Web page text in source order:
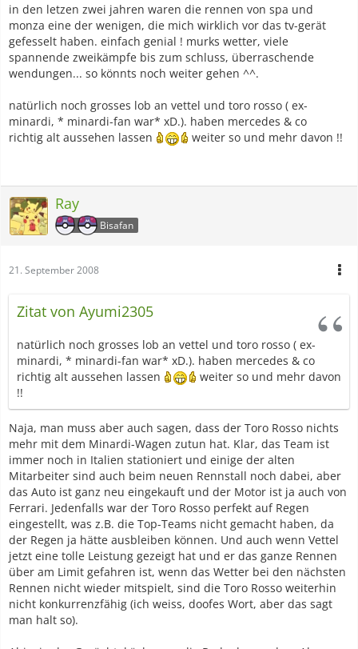
in den letzen zwei jahren waren die rennen von spa und
monza eine der wenigen, die mich wirklich vor das tv-gerät
gefesselt haben. einfach genial ! murks wetter, viele
spannende zweikämpfe bis zum schluss, überraschende
wendungen... so könnts noch weiter gehen ^^.
natürlich noch grosses lob an vettel und toro rosso ( ex-
minardi, * minardi-fan war* xD.). haben mercedes & co
richtig alt aussehen lassen
weiter so und mehr davon !!
Ray
Bisafan
21. September 2008
Zitat von Ayumi2305
natürlich noch grosses lob an vettel und toro rosso ( ex-
minardi, * minardi-fan war* xD.). haben mercedes & co
richtig alt aussehen lassen
weiter so und mehr davon
!!
Naja, man muss aber auch sagen, dass der Toro Rosso nichts
mehr mit dem Minardi-Wagen zutun hat. Klar, das Team ist
immer noch in Italien stationiert und einige der alten
Mitarbeiter sind auch beim neuen Rennstall noch dabei, aber
das Auto ist ganz neu eingekauft und der Motor ist ja auch von
Ferrari. Jedenfalls war der Toro Rosso perfekt auf Regen
eingestellt, was z.B. die Top-Teams nicht gemacht haben, da
der Regen ja hätte ausbleiben können. Und auch wenn Vettel
jetzt eine tolle Leistung gezeigt hat und er das ganze Rennen
über am Limit gefahren ist, wenn das Wetter bei den nächsten
Rennen nicht wieder mitspielt, sind die Toro Rosso weiterhin
nicht konkurrenzfähig (ich weiss, doofes Wort, aber das sagt
man halt so).